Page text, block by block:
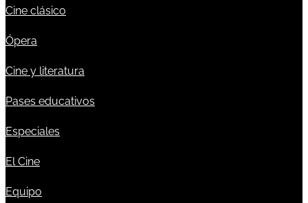
Cine clásico
Ópera
Cine y literatura
Pases educativos
Especiales
El Cine
Equipo